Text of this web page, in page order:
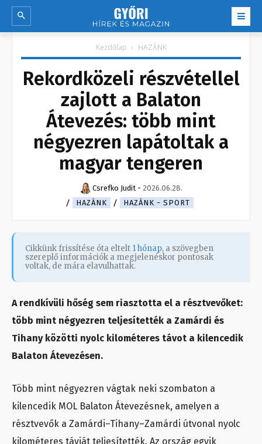
Kezdőlap HAZÁNK
Rekordközeli részvétellel
zajlott a Balaton
Átevezés: több mint
négyezren lapátoltak a
magyar tengeren
Csrefko Judit - 2026.06.28.
HAZÁNK
HAZÁNK - SPORT
Cikkünk frissítése óta eltelt 1 hónap, a szövegben
szereplő információk a megjelenéskor pontosak
voltak, de mára elavulhattak.
A rendkívüli hőség sem riasztotta el a résztvevőket:
több mint négyezren teljesítették a Zamárdi és
Tihany közötti nyolc kilométeres távot a kilencedik
Balaton Átevezésen.
Több mint négyezren vágtak neki szombaton a
kilencedik MOL Balaton Átevezésnek, amelyen a
résztvevők a Zamárdi–Tihany–Zamárdi útvonal nyolc
kilométeres távját teljesítették. Az ország egyik